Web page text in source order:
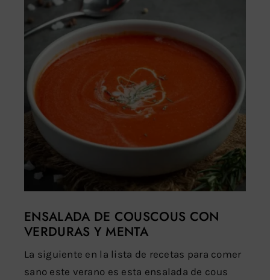
ENSALADA DE COUSCOUS CON
VERDURAS Y MENTA
La siguiente en la lista de recetas para comer
sano este verano es esta ensalada de cous